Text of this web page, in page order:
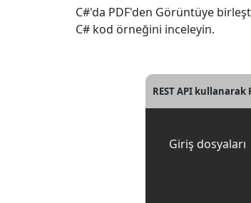
C#'da PDF'den Görüntüye
C# kod örneğini inceleyin.
REST API
Giriş dosyaları